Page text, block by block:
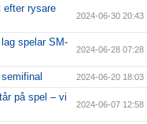
efter rysare
2024-06-30 20:43
spelar SM-
2024-06-28 07:28
2024-06-20 18:03
på spel – vi
2024-06-07 12:58